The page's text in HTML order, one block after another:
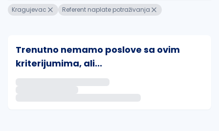
Kragujevac Referent naplate potraživanja
Trenutno nemamo poslove sa ovim
kriterijumima, ali...